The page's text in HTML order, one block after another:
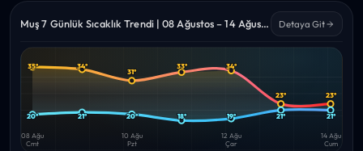
Muş 7 Günlük Sıcaklık Trendi | 08 Ağustos – 14 Ağustos 2026 Detaya Git
Düşük
—
35°
20°
34°
21°
31°
20°
33°
18°
34°
19°
23°
21°
23°
21°
08 Ağu
Cmt
10 Ağu
Pzt
12 Ağu
Çar
14 Ağu
Cum